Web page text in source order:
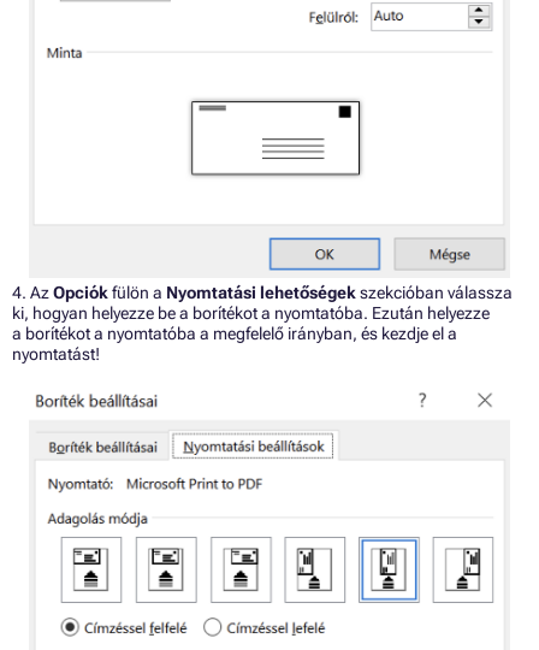
4. AzOpciók fülön a Nyomtatási lehetőségek szekcióban válassza
ki, hogyan helyezze be a borítékot a nyomtatóba. Ezután helyezze
a borítékot a nyomtatóba a megfelelő irányban, és kezdje el a
nyomtatást!